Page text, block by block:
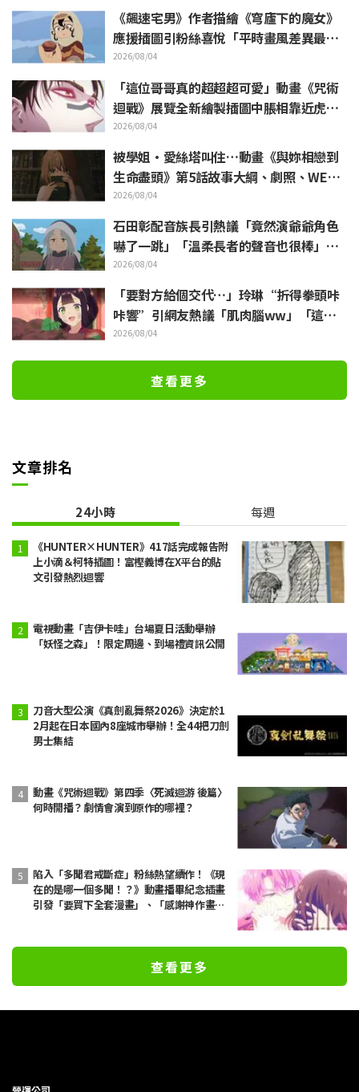
《飆速宅男》作者描繪《穹廬下的魔女》
應援插圖引粉絲喜悅「平時畫風差異最大
的人畫出來就是這樣」
2026/08/04
「這位哥哥真的超超超可愛」動畫《咒術
迴戰》展覽全新繪製插圖中脹相靠近虎杖
悠仁 粉絲無比喜悅
2026/08/04
被學姐·愛絲塔叫住…動畫《與妳相戀到
生命盡頭》第5話故事大綱、劇照、WEB
預告、單集海報公開
2026/08/04
石田彰配音族長引熱議「竟然演爺爺角色
嚇了一跳」「溫柔長者的聲音也很棒」動
畫《穹廬下的魔女》第6集
2026/08/04
「要對方給個交代…」玲琳“折得拳頭咔
咔響”引網友熱議「肌肉腦ww」「這什
麼表情啦」／《我是不才惡女》第4集
2026/08/04
查看更多
文章排名
24小時 每週
《HUNTER×HUNTER》417話完成報告附
上小滴＆柯特插圖！富樫義博在X平台的貼
文引發熱烈迴響
電視動畫「吉伊卡哇」台場夏日活動舉辦
「妖怪之森」！限定周邊、到場禮資訊公開
刀音大型公演《真劍亂舞祭2026》決定於1
2月起在日本國內8座城市舉辦！全44把刀劍
男士集結
動畫《咒術迴戰》第四季〈死滅迴游 後篇〉
何時開播？劇情會演到原作的哪裡？
陷入「多聞君戒斷症」粉絲熱望續作！《現
在的是哪一個多聞！？》動畫播畢紀念插畫
引發「要買下全套漫畫」、「感謝神作畫」
查看更多